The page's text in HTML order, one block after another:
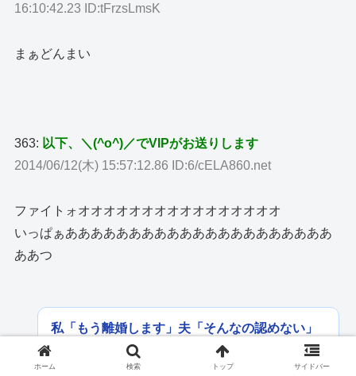
16:10:42.23 ID:tFrzsLmsK
まぁどんまい
363: 以下、＼(^o^)／でVIPがお送りします
2014/06/12(木) 15:57:12.86 ID:6/cELA860.net
ファイトォオオオオオオオオオオオオオオオオ
いっぱぁあああああああああああああああああああああ
ああつ
私「もう離婚します」夫「そんなの認めない」
→結婚からわずか2ヶ月で別れた後、さらに恐
ろしい出来事が起きて…
ホーム 検索 トップ サイドバー